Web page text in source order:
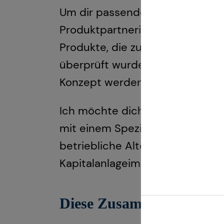
Um dir passende Produkte
Produktpartnerinnen und -
Produkte, die zuvor von
überprüft wurden. So stelle ich
Konzept werden können.
Ich möchte dich in jeder
mit einem Spezialisten-
betriebliche Altersversorgung,
Kapitalanlageimmobilien.
Diese Zusammenarbeit